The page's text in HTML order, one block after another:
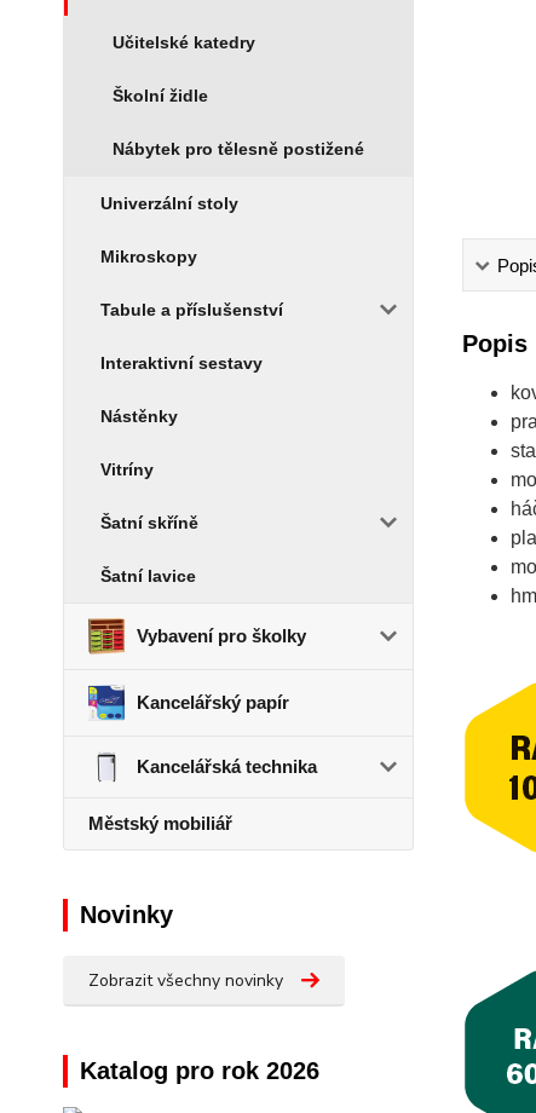
Učitelské katedry
Školní židle
Nábytek pro tělesně postižené
Univerzální stoly
Mikroskopy
Tabule a příslušenství
Interaktivní sestavy
Nástěnky
Vitríny
Šatní skříně
Šatní lavice
Vybavení pro školky
Kancelářský papír
Kancelářská technika
Městský mobiliář
Novinky
Zobrazit všechny novinky
Katalog pro rok 2026
Popis